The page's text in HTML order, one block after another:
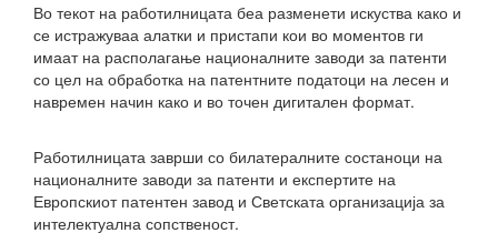
Во текот на работилницата беа разменети искуства како и
се истражуваа алатки и пристапи кои во моментов ги
имаат на располагање националните заводи за патенти
со цел на обработка на патентните податоци на лесен и
навремен начин како и во точен дигитален формат.
Работилницата заврши со билатералните состаноци на
националните заводи за патенти и експертите на
Европскиот патентен завод и Светската организација за
интелектуална сопственост.